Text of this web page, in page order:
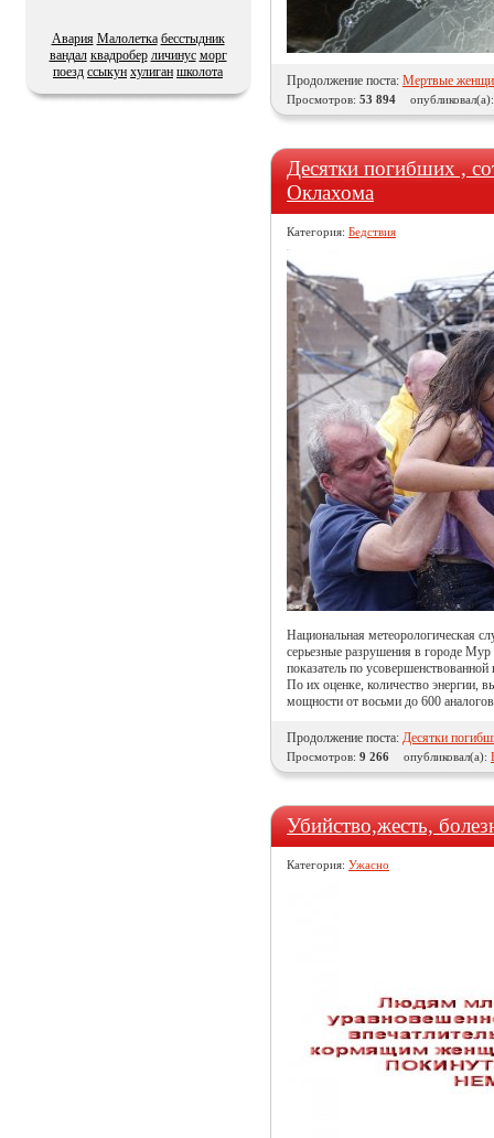
Продолжение поста: Мертвые
Просмотров: 53 894
Десятки погибших ,
Оклахома
Категория: Бедствия
Национальная метеорологическая
серьезные разрушения в городе
показатель по
По их оценке, количество энергии,
мощности от восьми до 600
Продолжение поста: Десятки
Просмотров: 9 266 опубликовал(а):
Убийство,жесть,
Категория: Ужасно
Авария Малолетка бесстыдник
вандал квадробер личинус морг
поезд ссыкун хулиган школота